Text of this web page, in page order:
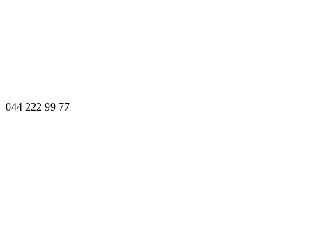
044 222 99 77